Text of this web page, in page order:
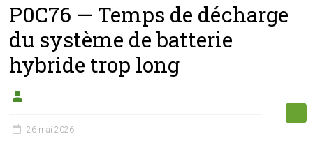
passion
du
boîtier
éthanol
P0C76 — Temps de décharge
du système de batterie
hybride trop long
26 mai 2026